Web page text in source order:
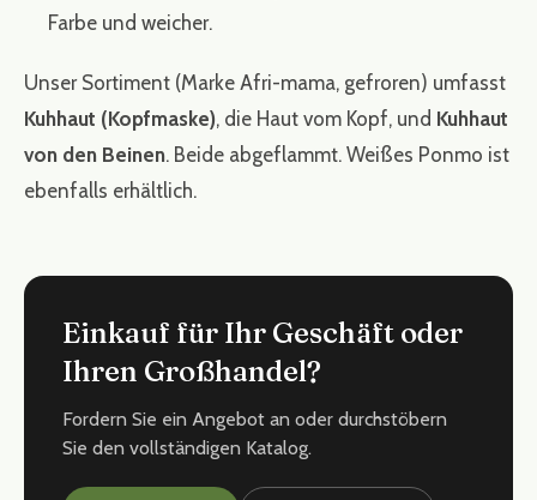
Farbe und weicher.
Unser Sortiment (Marke Afri-mama, gefroren) umfasst
Kuhhaut (Kopfmaske), die Haut vom Kopf, und Kuhhaut
von den Beinen. Beide abgeflammt. Weißes Ponmo ist
ebenfalls erhältlich.
Einkauf für Ihr Geschäft oder
Ihren Großhandel?
Fordern Sie ein Angebot an oder durchstöbern
Sie den vollständigen Katalog.